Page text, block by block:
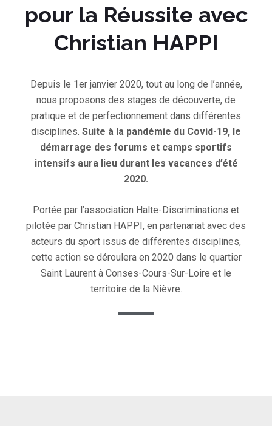
pour la Réussite avec
Christian HAPPI
Depuis le 1er janvier 2020, tout au long de l’année,
nous proposons des stages de découverte, de
pratique et de perfectionnement dans différentes
disciplines. Suite à la pandémie du Covid-19, le
démarrage des forums et camps sportifs
intensifs aura lieu durant les vacances d’été
2020.
Portée par l’association Halte-Discriminations et
pilotée par Christian HAPPI, en partenariat avec des
acteurs du sport issus de différentes disciplines,
cette action se déroulera en 2020 dans le quartier
Saint Laurent à Conses-Cours-Sur-Loire et le
territoire de la Nièvre.